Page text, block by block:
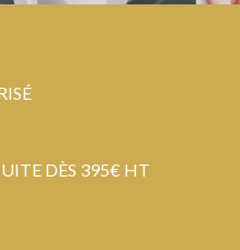
DÈS 395€ HT